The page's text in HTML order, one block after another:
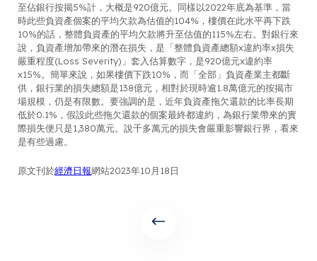
至佔銀行按揭5%計，大概是920億元。同樣以2022年底為基準，當
時此些負資產個案的平均欠款為估值的104%，樓價在此水平再下跌
10%的話，整體負資產的平均欠款將升至估值的115%左右。對銀行來
說，負資產增加帶來的潛在損失，是「整體負資產總額x違約率x損失
嚴重程度(Loss Severity)」套入估算數字，是920億元x違約率
x15%。簡單來說，如果樓價下跌10%，而「全部」負資產業主都斷
供，銀行業的損失總額是138億元，相對於現時逾1.8萬億元的按揭市
場規模，仍是有限數。要強調的是，近年負資產拖欠還款的比率長期
低於0.1%，假設此些拖欠還款的個案最終都違約，為銀行業帶來的實
際損失便只是1,380萬元。說千多萬元的損失會嚴重影響銀行界，看來
是有些過慮。
原文刊於經濟日報網站2023年10月18日